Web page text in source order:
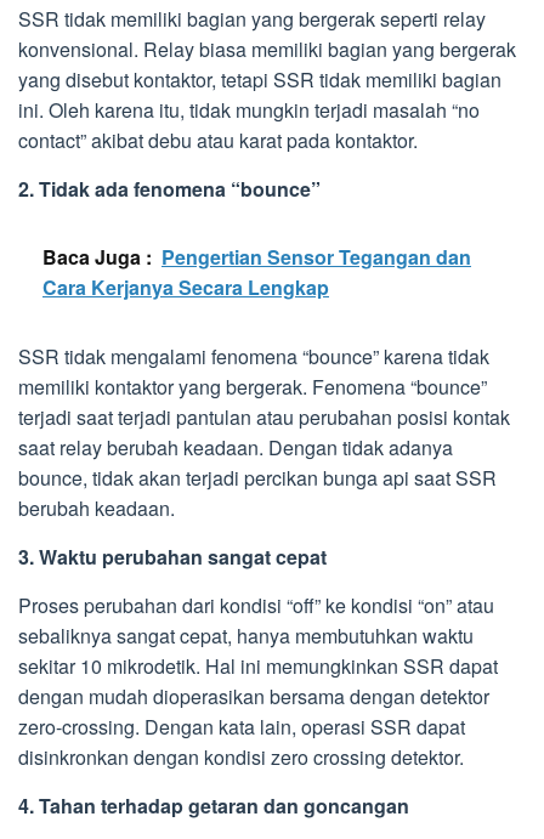
SSR tidak memiliki bagian yang bergerak seperti relay
konvensional. Relay biasa memiliki bagian yang bergerak
yang disebut kontaktor, tetapi SSR tidak memiliki bagian
ini. Oleh karena itu, tidak mungkin terjadi masalah “no
contact” akibat debu atau karat pada kontaktor.
2. Tidak ada fenomena “bounce”
Baca Juga : Pengertian Sensor Tegangan dan
Cara Kerjanya Secara Lengkap
SSR tidak mengalami fenomena “bounce” karena tidak
memiliki kontaktor yang bergerak. Fenomena “bounce”
terjadi saat terjadi pantulan atau perubahan posisi kontak
saat relay berubah keadaan. Dengan tidak adanya
bounce, tidak akan terjadi percikan bunga api saat SSR
berubah keadaan.
3. Waktu perubahan sangat cepat
Proses perubahan dari kondisi “off” ke kondisi “on” atau
sebaliknya sangat cepat, hanya membutuhkan waktu
sekitar 10 mikrodetik. Hal ini memungkinkan SSR dapat
dengan mudah dioperasikan bersama dengan detektor
zero-crossing. Dengan kata lain, operasi SSR dapat
disinkronkan dengan kondisi zero crossing detektor.
4. Tahan terhadap getaran dan goncangan